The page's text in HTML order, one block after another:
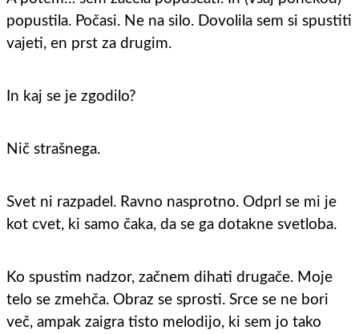
popustila. Počasi. Ne na silo. Dovolila sem si spustiti
vajeti, en prst za drugim.
In kaj se je zgodilo?
Nič strašnega.
Svet ni razpadel. Ravno nasprotno. Odprl se mi je
kot cvet, ki samo čaka, da se ga dotakne svetloba.
Ko spustim nadzor, začnem dihati drugače. Moje
telo se zmehča. Obraz se sprosti. Srce se ne bori
več, ampak zaigra tisto melodijo, ki sem jo tako